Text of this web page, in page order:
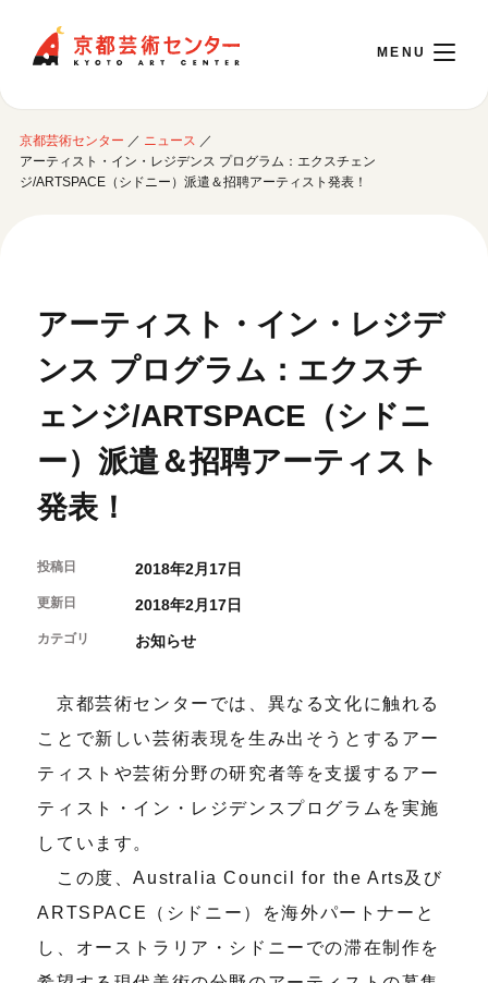
English
ご利用案内
開館時間・アクセシビリティ
フロアガイド
交通アクセス
図書室・情報コーナー
カフェ・ショップ
取材／視察・見学／撮影
イベントに参加する
開催中のイベント
月間スケジュール
センターのプログラム・事業
制作室を使う
制作室について
制作室の設備
公募情報
ボランティア・サポーター
ボランティア
KACサポーター
京都芸術センターについて
京都芸術センターの歩み
概要・理念・運営体制
連携事業のご案内
チケット情報
お知らせ
閲覧支援
サイトポリシー&プライバシーポリシー
オフィシャルSNS
京都芸術センター ／ ニュース ／
アーティスト・イン・レジデンス プログラム：エクスチェン
ジ/ARTSPACE（シドニー）派遣＆招聘アーティスト発表！
アーティスト・イン・レジデ
ンス プログラム：エクスチ
ェンジ/ARTSPACE（シドニ
ー）派遣＆招聘アーティスト
発表！
投稿日 2018年2月17日
更新日 2018年2月17日
カテゴリ お知らせ
京都芸術センターでは、異なる文化に触れる
ことで新しい芸術表現を生み出そうとするアー
ティストや芸術分野の研究者等を支援するアー
ティスト・イン・レジデンスプログラムを実施
しています。
この度、Australia Council for the Arts及び
ARTSPACE（シドニー）を海外パートナーと
し、オーストラリア・シドニーでの滞在制作を